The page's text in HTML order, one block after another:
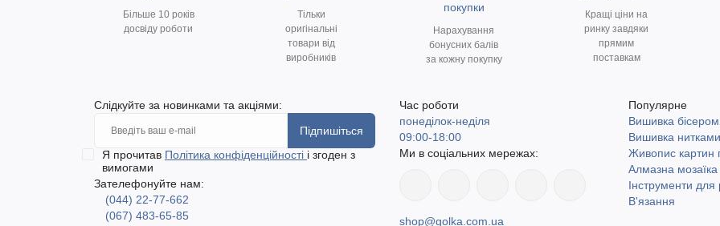
Більше 10 років
досвіду роботи
Тільки
оригінальні
товари від
виробників
покупки
Нарахування
бонусних балів
за кожну покупку
Кращі ціни на
ринку завдяки
прямим
поставкам
Слідкуйте за новинками та акціями:
Підпишіться
Я прочитав Політика конфіденційності і згоден з
вимогами
Зателефонуйте нам:
(044) 22-77-662
(067) 483-65-85
Час роботи
понеділок-неділя
09:00-18:00
Ми в соціальних мережах:
shop@golka.com.ua
Популярне
Вишивка бісером
Вишивка нитками
Живопис картин
Алмазна мозаїка
Інструменти для
В'язання